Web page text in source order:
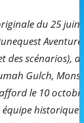
du 25 juin
des scénarios),
Gulch,
le 10